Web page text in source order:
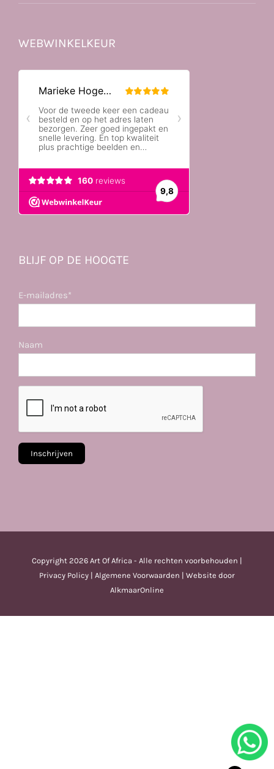
WEBWINKELKEUR
BLIJF OP DE HOOGTE
E-mailadres*
Naam
Copyright 2026 Art Of Africa - Alle rechten voorbehouden |
Privacy Policy | Algemene Voorwaarden | Website door
AlkmaarOnline